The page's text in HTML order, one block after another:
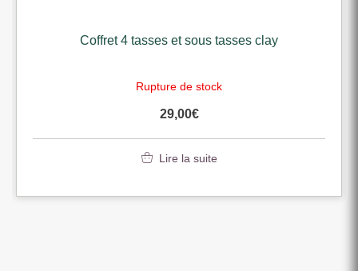
Coffret 4 tasses et sous tasses clay
Rupture de stock
29,00€
Lire la suite